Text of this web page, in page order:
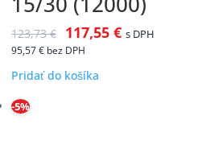
123,73€ 117,55 € s DPH
95,57€ bez DPH
Pridať do košíka
-5%